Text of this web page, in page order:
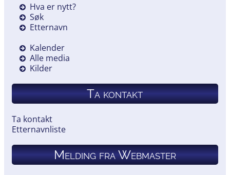
Hva er nytt?
Søk
Etternavn
Kalender
Alle media
Kilder
Ta kontakt
Ta kontakt
Etternavnliste
Melding fra Webmaster